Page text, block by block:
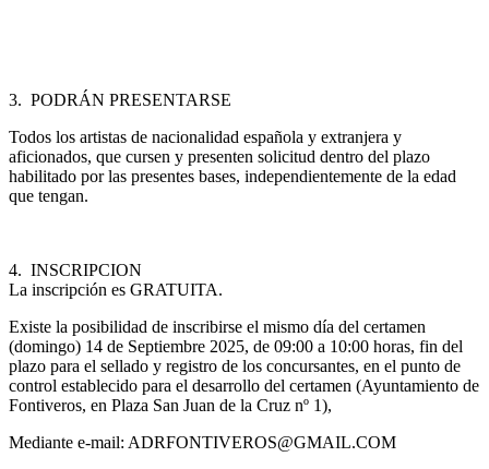
3. PODRÁN PRESENTARSE
Todos los artistas de nacionalidad española y extranjera y
aficionados, que cursen y presenten solicitud dentro del plazo
habilitado por las presentes bases, independientemente de la edad
que tengan.
4. INSCRIPCION
La inscripción es GRATUITA.
Existe la posibilidad de inscribirse el mismo día del certamen
(domingo) 14 de Septiembre 2025, de 09:00 a 10:00 horas, fin del
plazo para el sellado y registro de los concursantes, en el punto de
control establecido para el desarrollo del certamen (Ayuntamiento de
Fontiveros, en Plaza San Juan de la Cruz nº 1),
Mediante e-mail: ADRFONTIVEROS@GMAIL.COM